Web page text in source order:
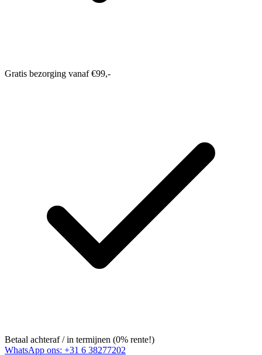
Gratis bezorging vanaf €99,-
Betaal achteraf / in termijnen (0% rente!)
WhatsApp ons: +31 6 38277202